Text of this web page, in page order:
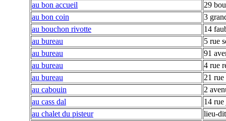
au bon accueil
29
au bon coin
3
au bouchon rivotte
14
au bureau
5 rue
au bureau
91
au bureau
4 rue
au bureau
21
au cabouin
2
au cass dal
14
au chalet du pisteur
lieu-